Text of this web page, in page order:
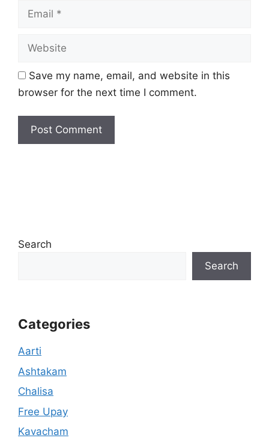
Email
Website
Save my name, email, and website in this
browser for the next time I comment.
Search
Search
Categories
Aarti
Ashtakam
Chalisa
Free Upay
Kavacham